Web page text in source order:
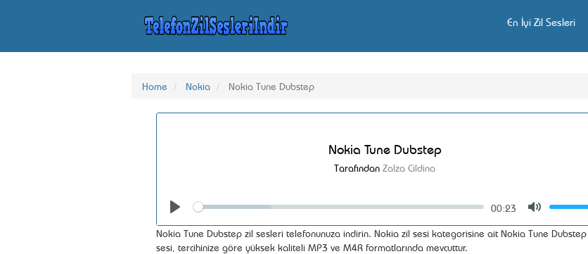
En İyi Zil Sesleri
Home Nokia Nokia Tune Dubstep
Nokia Tune Dubstep
Tarafından Zalza Cildina
Seek
00:23
Nokia Tune Dubstep zil sesleri telefonunuza indirin. Nokia zil sesi kategorisine ait Nokia Tune Dubstep
sesi, tercihinize göre yüksek kaliteli MP3 ve M4R formatlarında mevcuttur.